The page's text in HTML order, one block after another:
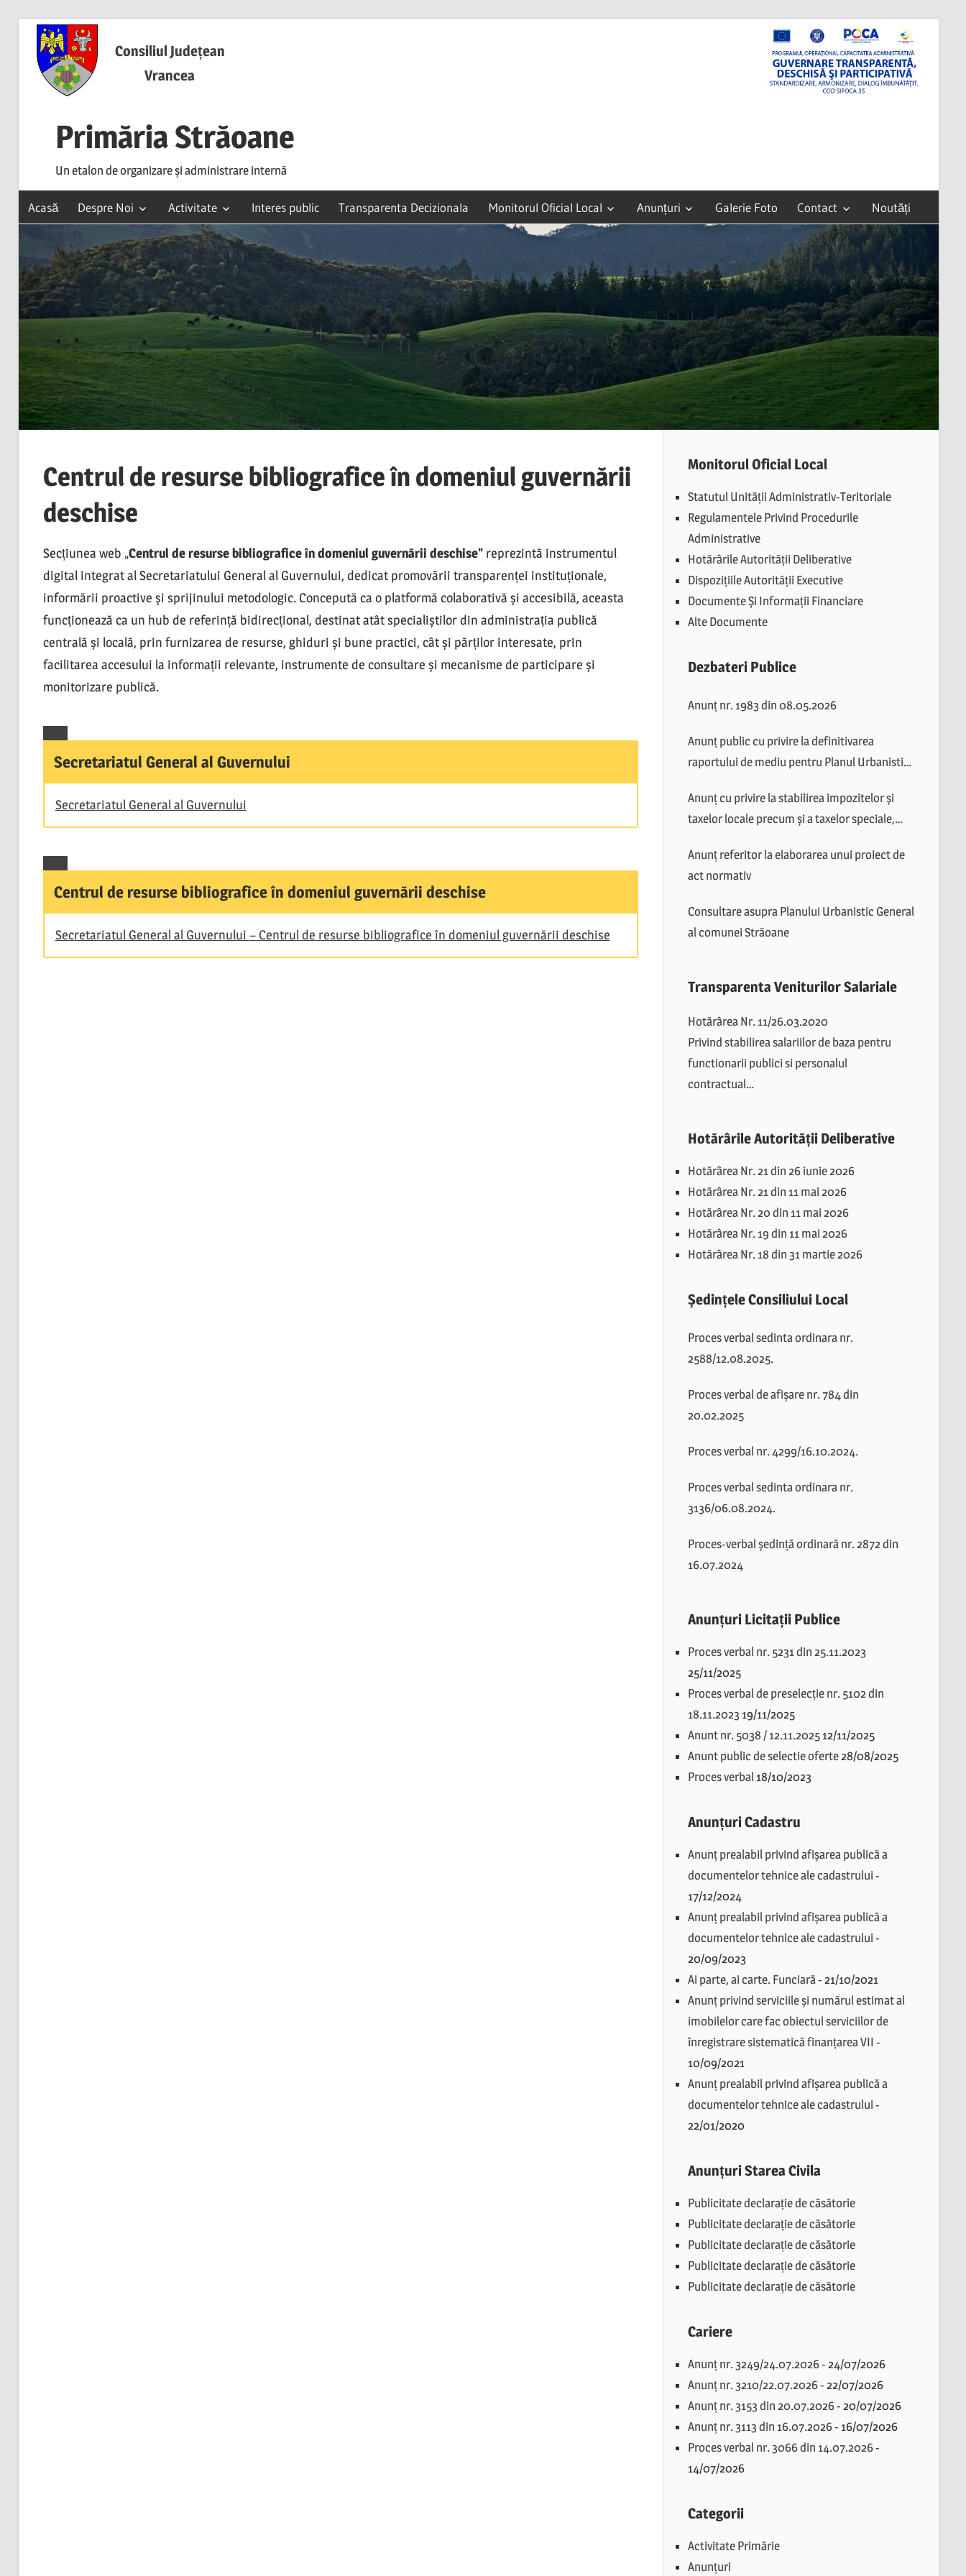
Skip
content
Consiliul Județean
Vrancea
Primăria Străoane
Un etalon de organizare și administrare internă
Acasă Despre Noi Activitate Interes public Transparenta Decizionala Monitorul Oficial Local Anunțuri Galerie Foto Contact Noutăți
Centrul de resurse bibliografice în domeniul guvernării
deschise
Secțiunea web „Centrul de resurse bibliografice în domeniul guvernării deschise”reprezintă instrumentul
digital integrat al Secretariatului General al Guvernului, dedicat promovării transparenței instituționale,
informării proactive și sprijinului metodologic. Concepută ca o platformă colaborativă și accesibilă, aceasta
funcționează ca un hub de referință bidirecțional, destinat atât specialiștilor din administrația publică
centrală și locală, prin furnizarea de resurse, ghiduri și bune practici, cât și părților interesate, prin
facilitarea accesului la informații relevante, instrumente de consultare și mecanisme de participare și
monitorizare publică.
Secretariatul General al Guvernului
Secretariatul General al Guvernului
Centrul de resurse bibliografice în domeniul guvernării deschise
Secretariatul General al Guvernului – Centrul de resurse bibliografice în domeniul guvernării deschise
Monitorul Oficial Local
Statutul Unității Administrativ-Teritoriale
Regulamentele Privind Procedurile
Administrative
Hotărârile Autorității Deliberative
Dispozițiile Autorității Executive
Documente Și Informații Financiare
Alte Documente
Dezbateri Publice
Anunț nr. 1983 din 08.05.2026
Anunț public cu privire la definitivarea
raportului de mediu pentru Planul Urbanistic
Anunț cu privire la stabilirea impozitelor și
taxelor locale precum și a taxelor speciale,
Anunț referitor la elaborarea unui proiect de
act normativ
Consultare asupra Planului Urbanistic General
al comunei Străoane
Transparenta Veniturilor Salariale
Hotărârea Nr. 11/26.03.2020
Privind stabilirea salariilor de baza pentru
functionarii publici si personalul
contractual…
Hotărârile Autorității Deliberative
Hotărârea Nr. 21 din 26 iunie 2026
Hotărârea Nr. 21 din 11 mai 2026
Hotărârea Nr. 20 din 11 mai 2026
Hotărârea Nr. 19 din 11 mai 2026
Hotărârea Nr. 18 din 31 martie 2026
Ședințele Consiliului Local
Proces verbal sedinta ordinara nr.
2588/12.08.2025.
Proces verbal de afișare nr. 784 din
20.02.2025
Proces verbal nr. 4299/16.10.2024.
Proces verbal sedinta ordinara nr.
3136/06.08.2024.
Proces-verbal ședință ordinară nr. 2872 din
16.07.2024
Anunțuri Licitații Publice
Proces verbal nr. 5231 din 25.11.2023
25/11/2025
Proces verbal de preselecție nr. 5102 din
18.11.2023 19/11/2025
Anunt nr. 5038 / 12.11.2025 12/11/2025
Anunt public de selectie oferte28/08/2025
Proces verbal 18/10/2023
Anunțuri Cadastru
Anunț prealabil privind afișarea publică a
documentelor tehnice ale cadastrului-
17/12/2024
Anunț prealabil privind afișarea publică a
documentelor tehnice ale cadastrului-
20/09/2023
Ai parte, ai carte. Funciară- 21/10/2021
Anunț privind serviciile și numărul estimat al
imobilelor care fac obiectul serviciilor de
înregistrare sistematică finanțarea VII -
10/09/2021
Anunț prealabil privind afișarea publică a
documentelor tehnice ale cadastrului-
22/01/2020
Anunțuri Starea Civila
Publicitate declarație de căsătorie
Publicitate declarație de căsătorie
Publicitate declarație de căsătorie
Publicitate declarație de căsătorie
Publicitate declarație de căsătorie
Cariere
Anunț nr. 3249/24.07.2026- 24/07/2026
Anunț nr. 3210/22.07.2026- 22/07/2026
Anunț nr. 3153 din 20.07.2026- 20/07/2026
Anunț nr. 3113 din 16.07.2026- 16/07/2026
Proces verbal nr. 3066 din 14.07.2026-
14/07/2026
Categorii
Activitate Primărie
Anunțuri